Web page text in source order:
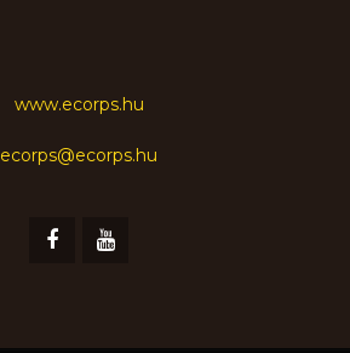
www.ecorps.hu
ecorps@ecorps.hu